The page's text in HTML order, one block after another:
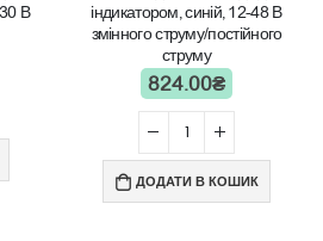
В
індикатором, синій, 12-48 В
змінного струму/постійного
струму
824.00₴
ДОДАТИ В КОШИК